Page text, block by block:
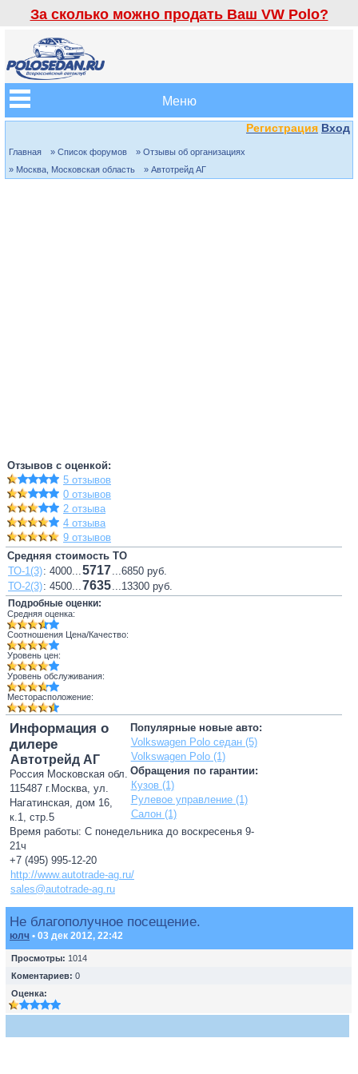
За сколько можно продать Ваш VW Polo?
Меню
Регистрация Вход
Главная » Список форумов
» Отзывы об организациях
» Москва, Московская область
» Автотрейд АГ
Отзывов с оценкой:
5 отзывов
0 отзывов
2 отзыва
4 отзыва
9 отзывов
Средняя стоимость ТО
ТО-1(3): 4000...5717...6850 руб.
ТО-2(3): 4500...7635...13300 руб.
Подробные оценки:
Средняя оценка:
Соотношения Цена/Качество:
Уровень цен:
Уровень обслуживания:
Месторасположение:
Популярные новые авто:
Volkswagen Polo седан (5)
Volkswagen Polo (1)
Обращения по гарантии:
Кузов (1)
Рулевое управление (1)
Салон (1)
Информация о
дилере
Автотрейд АГ
Россия Московская обл.
115487 г.Москва, ул.
Нагатинская, дом 16,
к.1, стр.5
Время работы: С понедельника до воскресенья 9-
21ч
+7 (495) 995-12-20
http://www.autotrade-ag.ru/
sales@autotrade-ag.ru
Не благополучное посещение.
юлч • 03 дек 2012, 22:42
Просмотры: 1014
Коментариев: 0
Оценка: